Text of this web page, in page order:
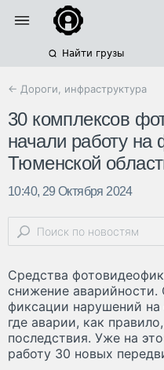
Найти грузы
← Дороги, инфраструктура
30 комплексов
начали работу на
Тюменской
10:40, 29 Октября 2024
Средства
снижение аварийности.
фиксации нарушений на
где аварии, как
последствия. Уже на
работу 30 новых